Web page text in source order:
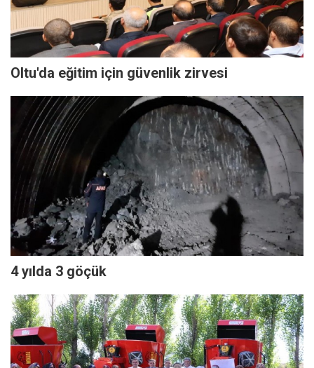
Oltu'da eğitim için güvenlik zirvesi
4 yılda 3 göçük